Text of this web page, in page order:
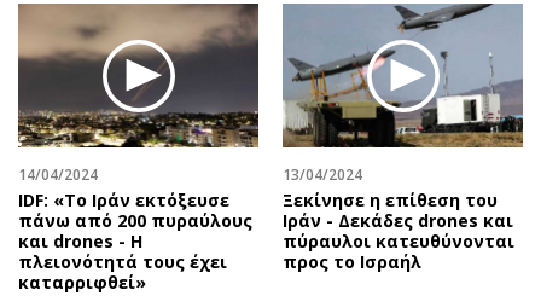
14/04/2024
IDF: «Το Ιράν εκτόξευσε
πάνω από 200 πυραύλους
και drones - Η
πλειονότητά τους έχει
καταρριφθεί»
13/04/2024
Ξεκίνησε η επίθεση του
Ιράν - Δεκάδες drones και
πύραυλοι κατευθύνονται
προς το Ισραήλ